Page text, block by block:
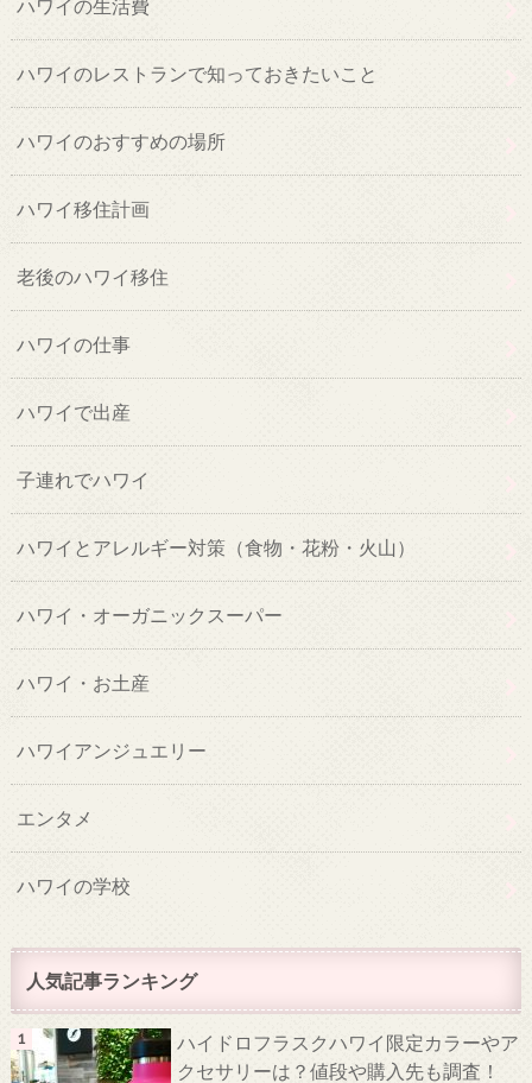
ハワイの生活費
ハワイのレストランで知っておきたいこと
ハワイのおすすめの場所
ハワイ移住計画
老後のハワイ移住
ハワイの仕事
ハワイで出産
子連れでハワイ
ハワイとアレルギー対策（食物・花粉・火山）
ハワイ・オーガニックスーパー
ハワイ・お土産
ハワイアンジュエリー
エンタメ
ハワイの学校
人気記事ランキング
ハイドロフラスクハワイ限定カラーやア
クセサリーは？値段や購入先も調査！